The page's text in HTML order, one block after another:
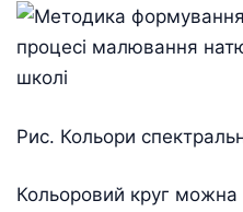
Рис. Кольори
Кольоровий круг можна